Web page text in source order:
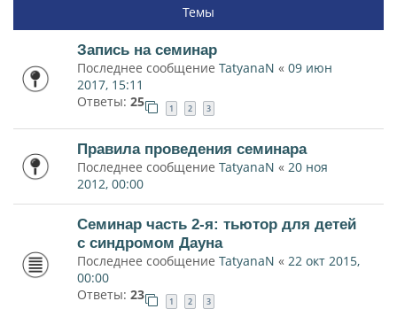
Темы
Запись на семинар
Последнее сообщение TatyanaN « 09 июн
2017, 15:11
Ответы: 25 1 2 3
Правила проведения семинара
Последнее сообщение TatyanaN « 20 ноя
2012, 00:00
Семинар часть 2-я: тьютор для детей
с синдромом Дауна
Последнее сообщение TatyanaN « 22 окт 2015,
00:00
Ответы: 23 1 2 3